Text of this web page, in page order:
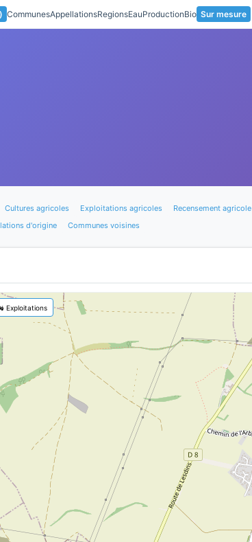
CommunesAppellationsRegionsEauProductionBio Sur mesure
Cultures agricoles Exploitations agricoles Recensement agricole
d'origine Communes voisines
Exploitations